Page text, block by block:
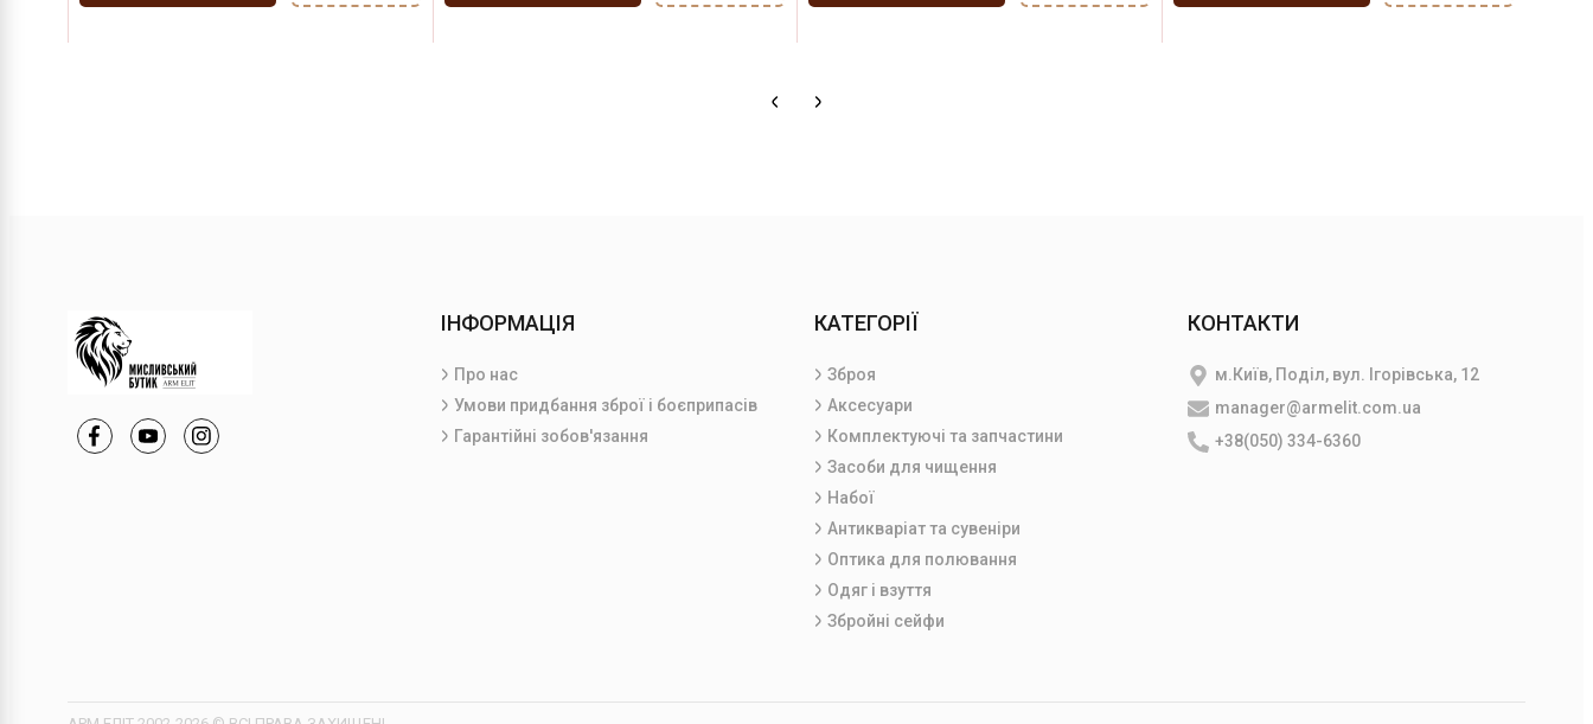
ІНФОРМАЦІЯ
Про нас
Умови придбання зброї і боєприпасів
Гарантійні зобов'язання
КАТЕГОРІЇ
Зброя
Аксесуари
Комплектуючі та запчастини
Засоби для чищення
Набої
Антикваріат та сувеніри
Оптика для полювання
Одяг і взуття
Збройні сейфи
КОНТАКТИ
м.Київ, Поділ, вул. Ігорівська, 12
manager@armelit.com.ua
+38(050) 334-6360